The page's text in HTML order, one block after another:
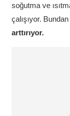
soğutma ve
çalışıyor.
arttırıyor.